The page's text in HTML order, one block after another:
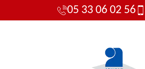
05 33 06 02 56